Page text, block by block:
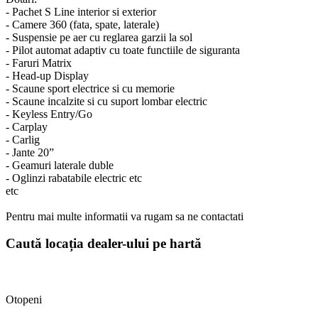
- Pachet S Line interior si exterior
- Camere 360 (fata, spate, laterale)
- Suspensie pe aer cu reglarea garzii la sol
- Pilot automat adaptiv cu toate functiile de siguranta
- Faruri Matrix
- Head-up Display
- Scaune sport electrice si cu memorie
- Scaune incalzite si cu suport lombar electric
- Keyless Entry/Go
- Carplay
- Carlig
- Jante 20”
- Geamuri laterale duble
- Oglinzi rabatabile electric etc
etc
Pentru mai multe informatii va rugam sa ne contactati
Caută locația dealer-ului pe hartă
Otopeni